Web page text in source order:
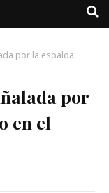
por la espalda:
por
en el